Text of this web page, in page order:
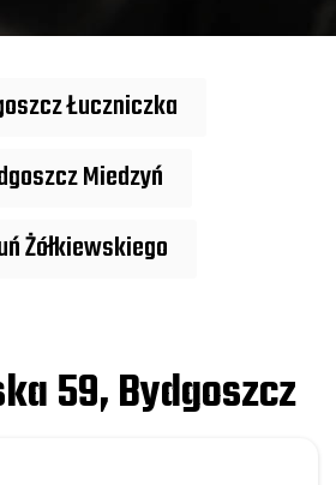
Łuczniczka
Miedzyń
Żółkiewskiego
59, Bydgoszcz